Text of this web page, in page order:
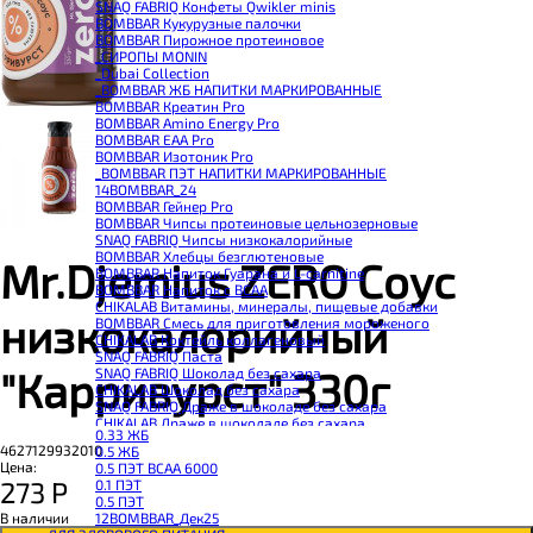
SNAQ FABRIQ Конфеты Qwikler minis
BOMBBAR Кукурузные палочки
BOMBBAR Пирожное протеиновое
_CИРОПЫ MONIN
_Dubai Collection
_BOMBBAR ЖБ НАПИТКИ МАРКИРОВАННЫЕ
BOMBBAR Креатин Pro
BOMBBAR Amino Energy Pro
BOMBBAR EAA Pro
BOMBBAR Изотоник Pro
_BOMBBAR ПЭТ НАПИТКИ МАРКИРОВАННЫЕ
14BOMBBAR_24
BOMBBAR Гейнер Pro
BOMBBAR Чипсы протеиновые цельнозерновые
SNAQ FABRIQ Чипсы низкокалорийные
BOMBBAR Хлебцы безглютеновые
BOMBBAR Напиток Гуарана и L-carnitine
BOMBBAR Напиток с BCAA
CHIKALAB Витамины, минералы, пищевые добавки
BOMBBAR Смесь для приготовления мороженого
CHIKALAB Коктейль коллагеновый
SNAQ FABRIQ Паста
SNAQ FABRIQ Шоколад без сахара
CHIKALAB Шоколад без сахара
SNAQ FABRIQ Драже в шоколаде без сахара
CHIKALAB Драже в шоколаде без сахара
BOMBBAR Каша овсяная с белком
BOMBBAR Джем низкокалорийный
BOMBBAR Сахарозаменитель
BOMBBAR Паста
CHIKALAB Паста
CHIKALAB Смеси для выпечки
0.33 ЖБ
0.5 ЖБ
0.5 ПЭТ ВСАА 6000
0.1 ПЭТ
0.5 ПЭТ
12BOMBBAR_Дек25
Mr.Djemius ZERO Соус
низкокалорийный
"Карривурст" 330г
4627129932010
Цена:
273 Р
В наличии